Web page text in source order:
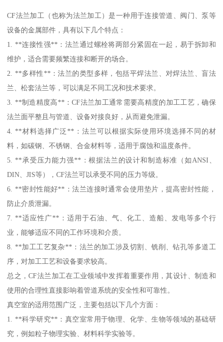
CF法兰加工（也称为法兰加工）是一种用于连接管道、阀门、泵等
设备的金属部件，具有以下几个特点：
1. **连接性强**：法兰通过螺栓将两部分紧固在一起，易于拆卸和
维护，适合需要频繁连接和断开的场合。
2. **多样性**：法兰的类型多样，包括平焊法兰、对焊法兰、盲法
兰、松套法兰等，可以满足不同工况和技术要求。
3. **制造精度高**：CF法兰加工通常需要高精度的加工工艺，确保
法兰面平整且与管道、设备对接良好，从而避免泄漏。
4. **材料选择广泛**：法兰可以根据实际使用环境选择不同的材
料，如碳钢、不锈钢、合金材料等，适用于腐蚀和温度条件。
5. **承受压力能力强**：根据法兰的设计和制造标准（如ANSI、
DIN、JIS等），CF法兰可以承受不同的压力等级。
6. **密封性能好**：法兰连接时通常会使用垫片，提高密封性能，
防止介质泄漏。
7. **适应性广**：适用于石油、气、化工、造船、发电等多个行
业，能够适应不同的工作环境和介质。
8. **加工工艺复杂**：法兰的加工涉及切割、铣削、钻孔等多道工
序，对加工工艺和设备要求较高。
总之，CF法兰加工在工业领域中发挥着重要作用，其设计、制造和
使用的合理性直接影响着管道系统的安全性和可靠性。
真空室的适用范围广泛，主要包括以下几个方面：
1. **科学研究**：真空室常用于物理、化学、生物等领域的基础研
究，例如粒子物理实验、材料科学实验等。